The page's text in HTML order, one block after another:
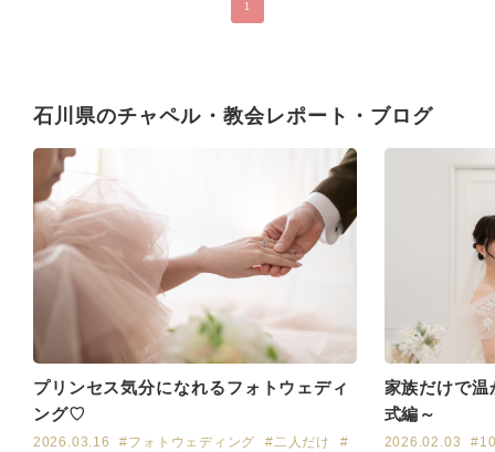
1
石川県のチャペル・教会レポート・ブログ
プリンセス気分になれるフォトウェディ
ング♡
2026.03.16 #フォトウェディング #二人だけ
#
家族だけで
式編～
2026.02.03